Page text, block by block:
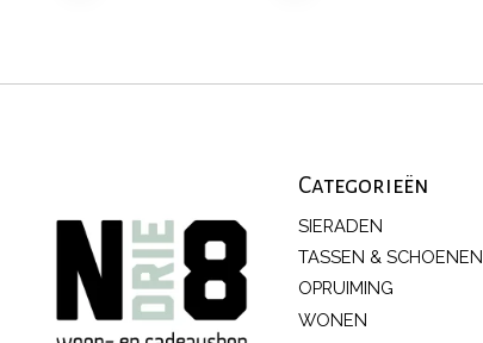
Categorieën
SIERADEN
TASSEN & SCHOENEN
OPRUIMING
WONEN